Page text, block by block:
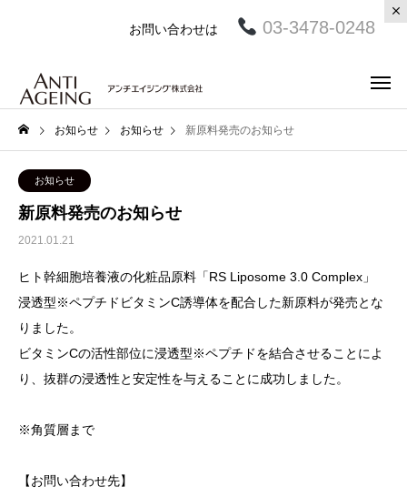
お問い合わせは 03-3478-0248
お知らせ お知らせ 新原料発売のお知らせ
お知らせ
新原料発売のお知らせ
2021.01.21
ヒト幹細胞培養液の化粧品原料「RS Liposome 3.0 Complex」
浸透型※ペプチドビタミンC誘導体を配合した新原料が発売とな
りました。
ビタミンCの活性部位に浸透型※ペプチドを結合させることによ
り、抜群の浸透性と安定性を与えることに成功しました。
※角質層まで
【お問い合わせ先】